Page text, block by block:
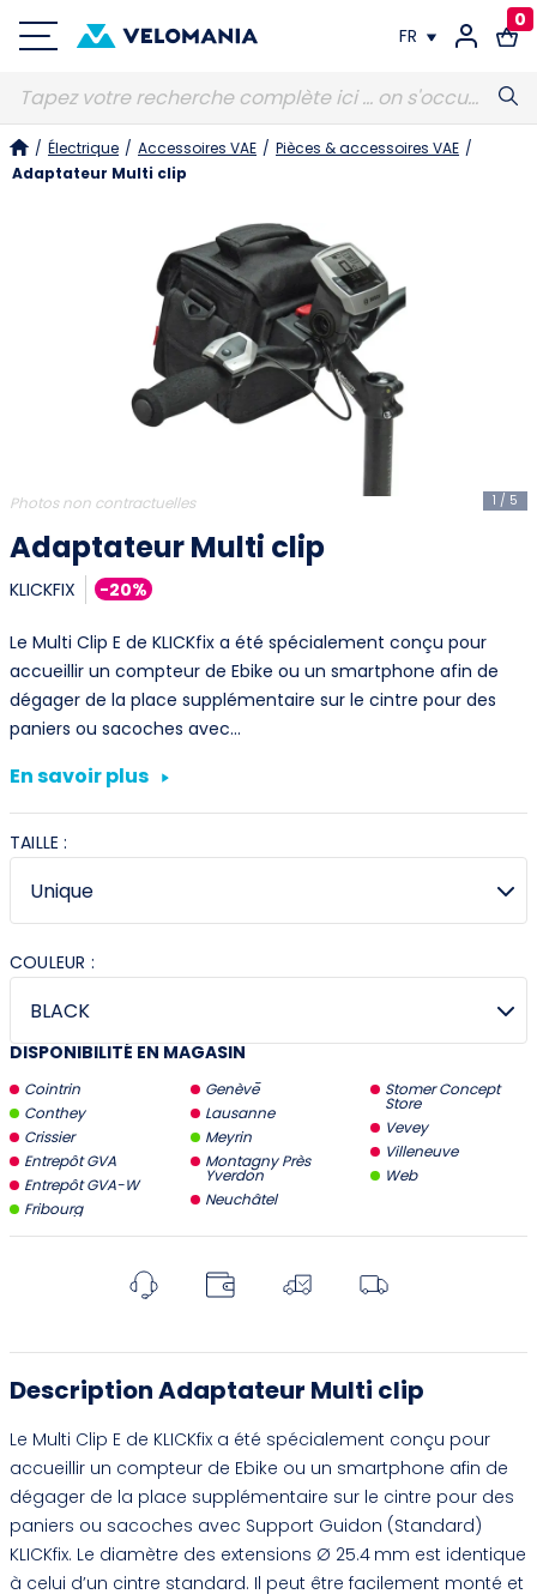
FR
FR
DE
0
/ Électrique / Accessoires VAE / Pièces & accessoires VAE /
Adaptateur Multi clip
1 / 5
Photos non contractuelles
Adaptateur Multi clip
KLICKFIX -20%
Le Multi Clip E de KLICKfix a été spécialement conçu pour
accueillir un compteur de Ebike ou un smartphone afin de
dégager de la place supplémentaire sur le cintre pour des
paniers ou sacoches avec…
En savoir plus
TAILLE :
COULEUR :
DISPONIBILITÉ EN MAGASIN
Cointrin
Conthey
Crissier
Entrepôt GVA
Entrepôt GVA-W
Fribourg
Genève
Lausanne
Meyrin
Montagny Près
Yverdon
Neuchâtel
Stomer Concept
Store
Vevey
Villeneuve
Web
Description Adaptateur Multi clip
Le Multi Clip E de KLICKfix a été spécialement conçu pour
accueillir un compteur de Ebike ou un smartphone afin de
dégager de la place supplémentaire sur le cintre pour des
paniers ou sacoches avec Support Guidon (Standard)
KLICKfix. Le diamètre des extensions Ø 25.4 mm est identique
à celui d’un cintre standard. Il peut être facilement monté et